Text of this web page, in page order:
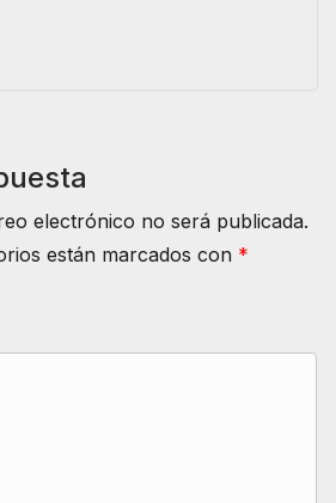
electrónico no será publicada.
están marcados con *